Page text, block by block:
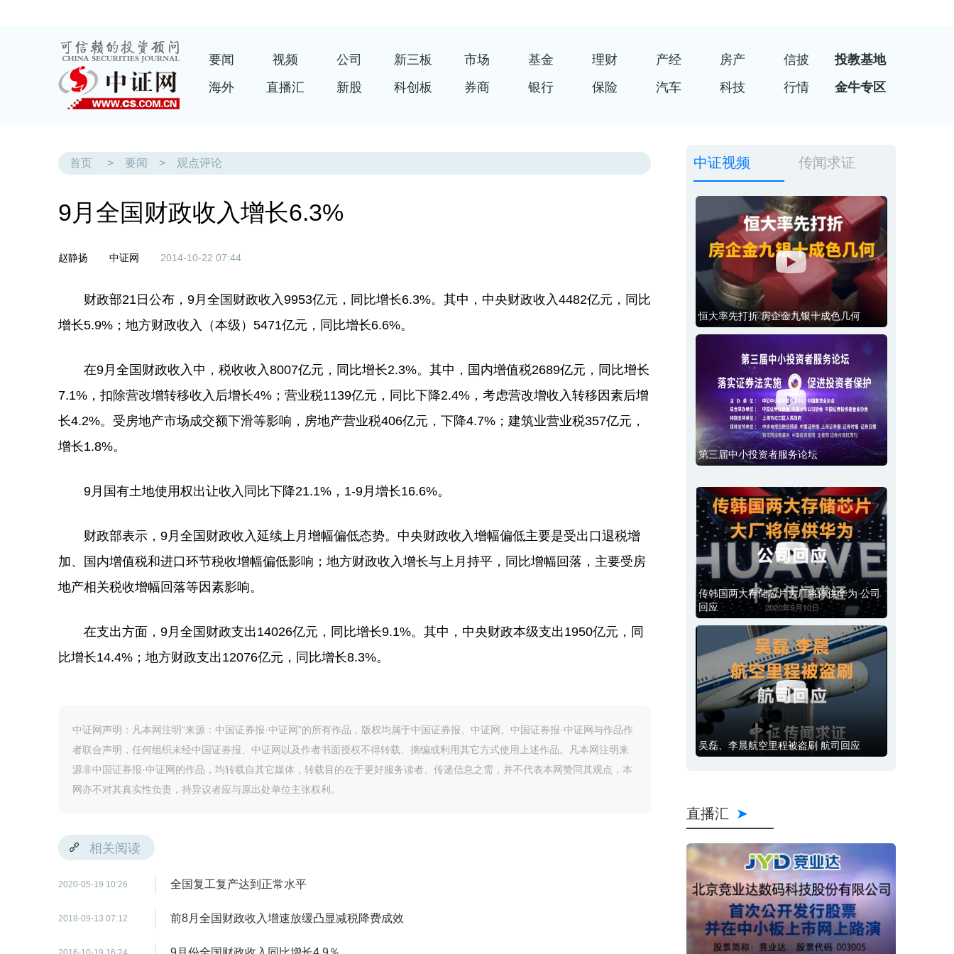
要闻 视频 公司 新三板 市场 基金 理财 产经 房产 信披
投教基地
海外
直播汇 新股 科创板 券商 银行 保险 汽车 科技 行情 金牛专区
首页 > 要闻 > 观点评论
9月全国财政收入增长6.3%
赵静扬 中证网 2014-10-22 07:44
财政部21日公布，9月全国财政收入9953亿元，同比增长6.3%。其中，中央财政收入4482亿元，同比
增长5.9%；地方财政收入（本级）5471亿元，同比增长6.6%。
在9月全国财政收入中，税收收入8007亿元，同比增长2.3%。其中，国内增值税2689亿元，同比增长
7.1%，扣除营改增转移收入后增长4%；营业税1139亿元，同比下降2.4%，考虑营改增收入转移因素后增
长4.2%。受房地产市场成交额下滑等影响，房地产营业税406亿元，下降4.7%；建筑业营业税357亿元，
增长1.8%。
9月国有土地使用权出让收入同比下降21.1%，1-9月增长16.6%。
财政部表示，9月全国财政收入延续上月增幅偏低态势。中央财政收入增幅偏低主要是受出口退税增
加、国内增值税和进口环节税收增幅偏低影响；地方财政收入增长与上月持平，同比增幅回落，主要受房
地产相关税收增幅回落等因素影响。
在支出方面，9月全国财政支出14026亿元，同比增长9.1%。其中，中央财政本级支出1950亿元，同
比增长14.4%；地方财政支出12076亿元，同比增长8.3%。
中证网声明：凡本网注明“来源：中国证券报·中证网”的所有作品，版权均属于中国证券报、中证网。中国证券报·中证网与作品作
者联合声明，任何组织未经中国证券报、中证网以及作者书面授权不得转载、摘编或利用其它方式使用上述作品。凡本网注明来
源非中国证券报·中证网的作品，均转载自其它媒体，转载目的在于更好服务读者、传递信息之需，并不代表本网赞同其观点，本
网亦不对其真实性负责，持异议者应与原出处单位主张权利。
相关阅读
2020-05-19 10:26 全国复工复产达到正常水平
2018-09-13 07:12 前8月全国财政收入增速放缓凸显减税降费成效
中证视频 传闻求证
恒大率先打折 房企金九银十成色几何
第三届中小投资者服务论坛
传韩国两大存储芯片大厂将停供华为 公司
回应
吴磊、李晨航空里程被盗刷 航司回应
直播汇